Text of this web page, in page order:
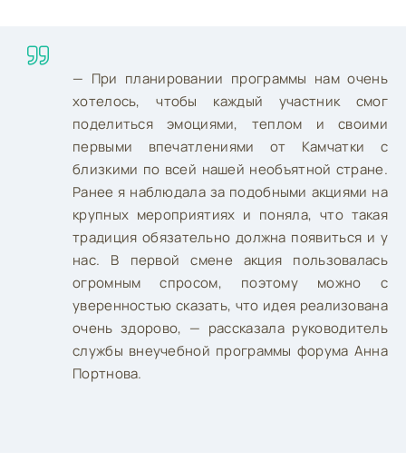
— При планировании программы нам очень
хотелось, чтобы каждый участник смог
поделиться эмоциями, теплом и своими
первыми впечатлениями от Камчатки с
близкими по всей нашей необъятной стране.
Ранее я наблюдала за подобными акциями на
крупных мероприятиях и поняла, что такая
традиция обязательно должна появиться и у
нас. В первой смене акция пользовалась
огромным спросом, поэтому можно с
уверенностью сказать, что идея реализована
очень здорово, — рассказала руководитель
службы внеучебной программы форума Анна
Портнова.